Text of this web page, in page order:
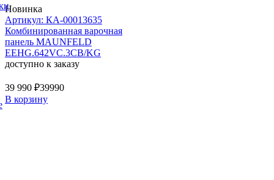
Новинка
Артикул: КА-00013635
Комбинированная варочная
панель MAUNFELD
EEHG.642VC.3CB/KG
доступно к заказу
39 990 ₽39990
В корзину